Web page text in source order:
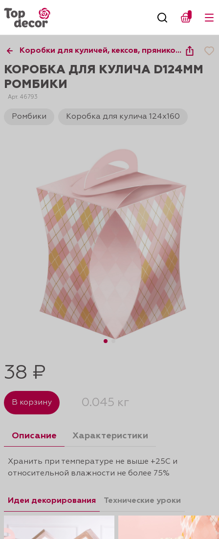
Коробки для куличей, кексов, пряников,
КОРОБКА ДЛЯ КУЛИЧА D124ММ
РОМБИКИ
Арт. 46793
Ромбики Коробка для кулича 124х160
38 ₽
В корзину 0.045 кг
Описание Характеристики
Хранить при температуре не выше +25С и
относительной влажности не более 75%
Идеи декорирования Технические уроки